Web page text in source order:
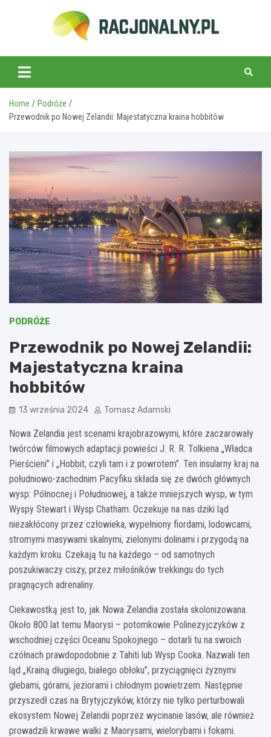
racjonalny.pl
Home
Podróże
Przewodnik po Nowej Zelandii: Majestatyczna kraina hobbitów
PODRÓŻE
Przewodnik po Nowej Zelandii:
Majestatyczna kraina
hobbitów
13 września 2024 Tomasz Adamski
Nowa Zelandia jest scenami krajobrazowymi, które zaczarowały
twórców filmowych adaptacji powieści J. R. R. Tolkiena „Władca
Pierścieni” i „Hobbit, czyli tam i z powrotem”. Ten insularny kraj na
południowo-zachodnim Pacyfiku składa się ze dwóch głównych
wysp: Północnej i Południowej, a także mniejszych wysp, w tym
Wyspy Stewart i Wysp Chatham. Oczekuje na nas dziki ląd
niezakłócony przez człowieka, wypełniony fiordami, lodowcami,
stromymi masywami skalnymi, zielonymi dolinami i przygodą na
każdym kroku. Czekają tu na każdego – od samotnych
poszukiwaczy ciszy, przez miłośników trekkingu do tych
pragnących adrenaliny.
Ciekawostką jest to, jak Nowa Zelandia została skolonizowana.
Około 800 lat temu Maorysi – potomkowie Polinezyjczyków z
wschodniej części Oceanu Spokojnego – dotarli tu na swoich
czółnach prawdopodobnie z Tahiti lub Wysp Cooka. Nazwali ten
ląd „Krainą długiego, białego obłoku”, przyciągnięci żyznymi
glebami, górami, jeziorami i chłodnym powietrzem. Następnie
przyszedł czas na Brytyjczyków, którzy nie tylko perturbowali
ekosystem Nowej Zelandii poprzez wycinanie lasów, ale również
prowadzili krwawe walki z Maorysami, wielorybami i fokami.